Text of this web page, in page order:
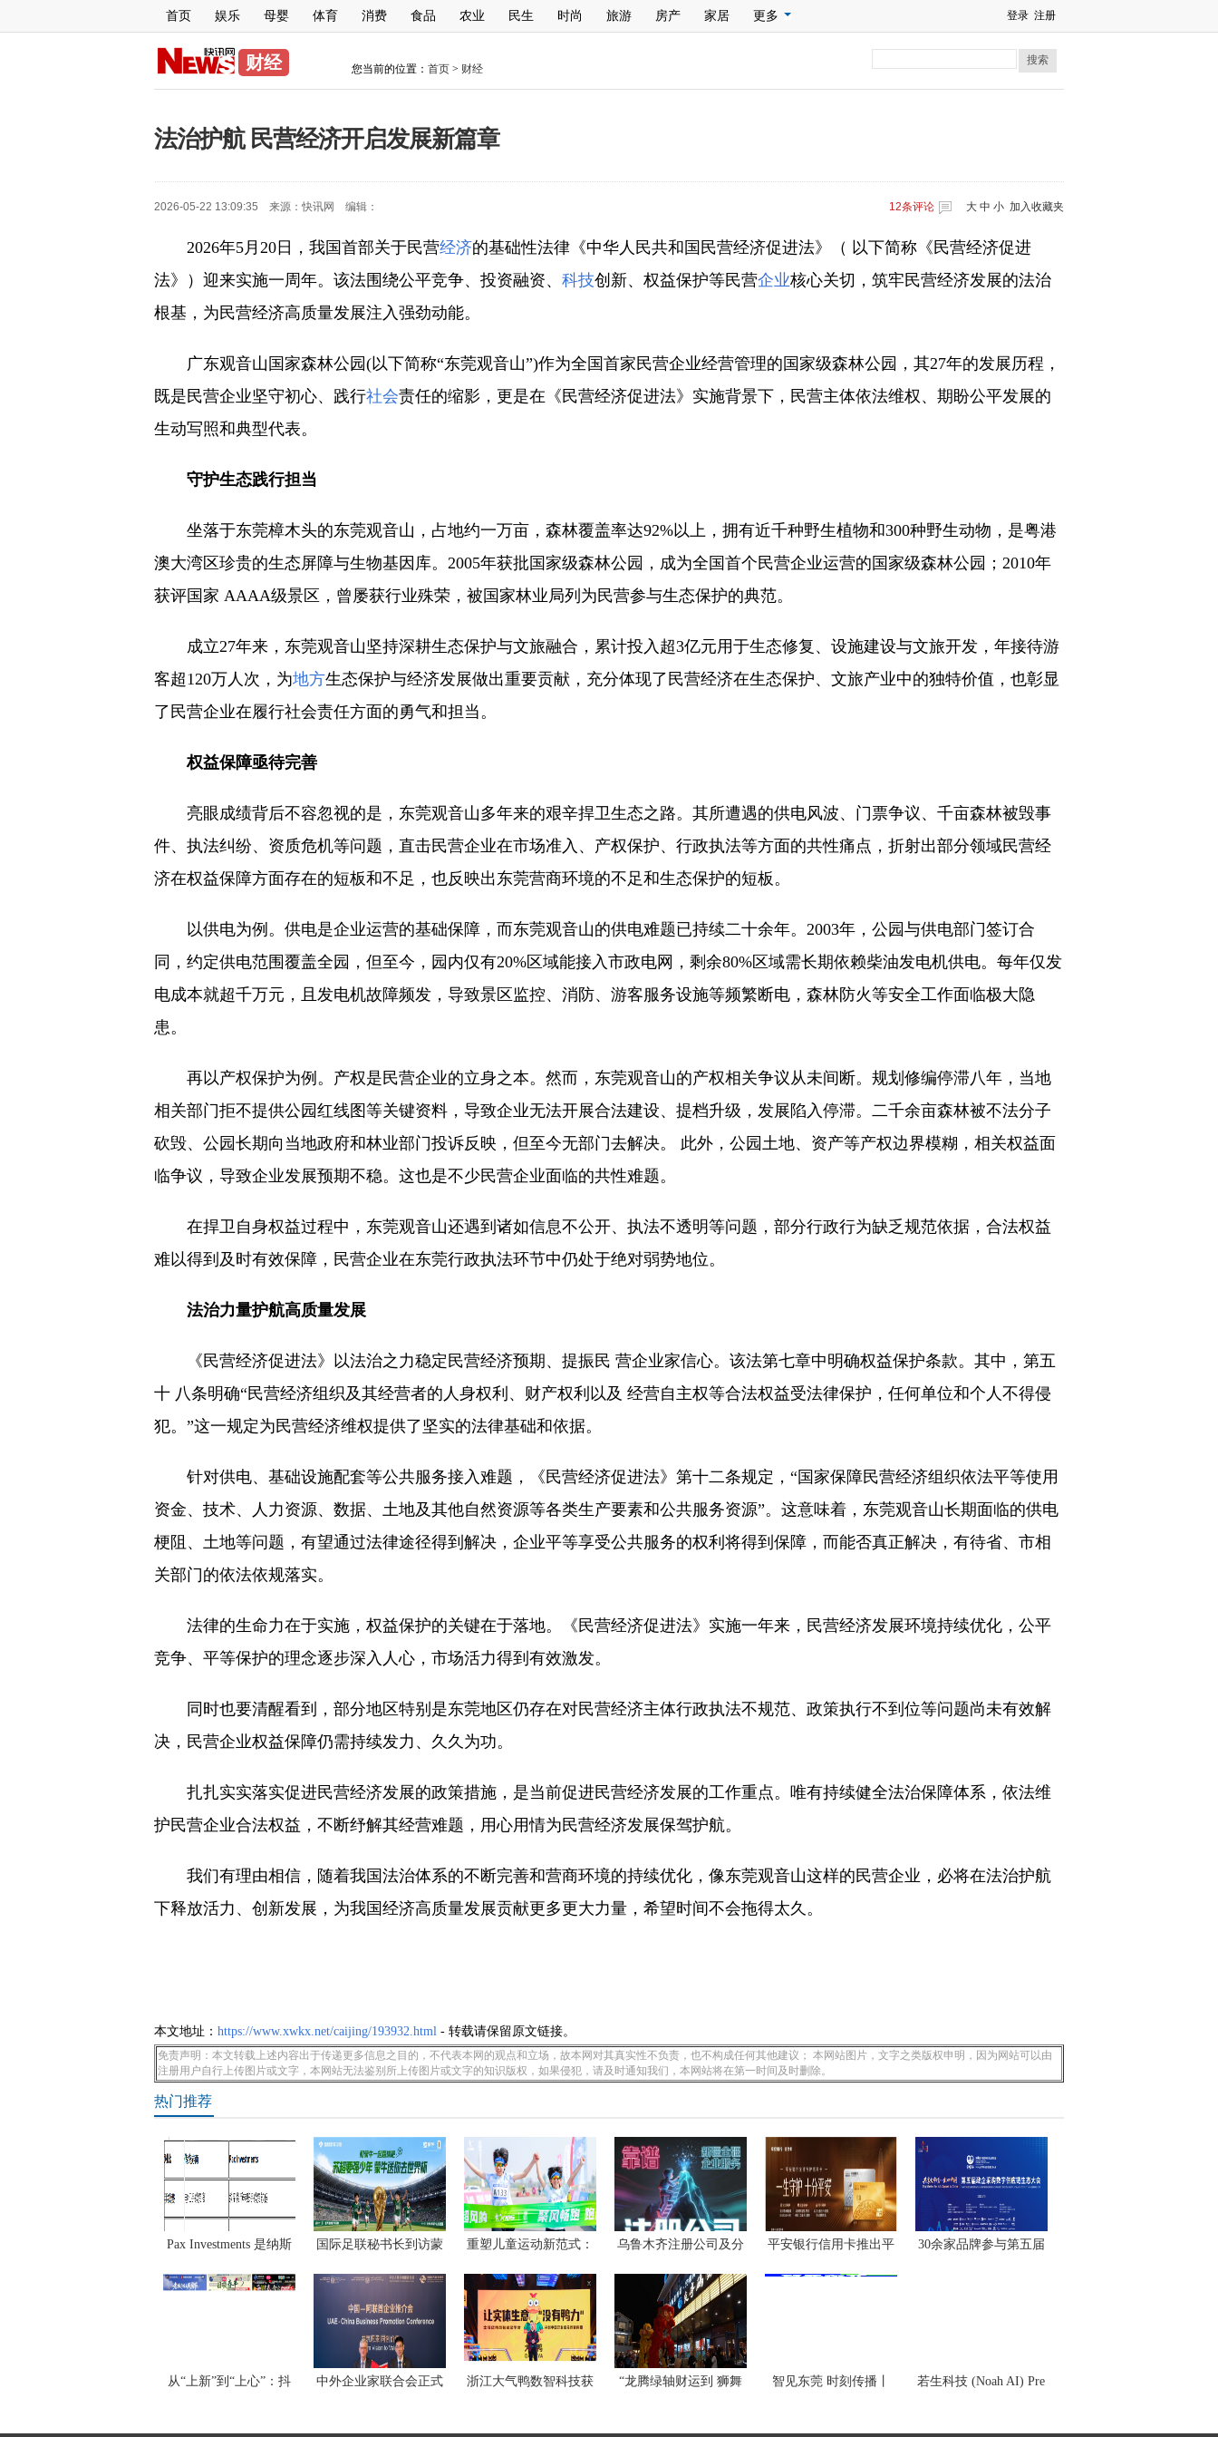
首页 娱乐 母婴 体育 消费 食品 农业 民生 时尚 旅游 房产 家居 更多 登录 注册
财经 您当前的位置： 首页> 财经
搜索
法治护航 民营经济开启发展新篇章
2026-05-22 13:09:35 来源：快讯网 编辑： 大 中 小 加入收藏夹
12条评论
2026年5月20日，我国首部关于民营经济的基础性法律《中华人民共和国民营经济促进法》（ 以下简称《民营经济促进
法》）迎来实施一周年。该法围绕公平竞争、投资融资、 科技创新、权益保护等民营企业核心关切，筑牢民营经济发展的法治
根基，为民营经济高质量发展注入强劲动能。
广东观音山国家森林公园(以下简称“东莞观音山”)作为全国首家民营企业经营管理的国家级森林公园，其27年的发展历程，
既是民营企业坚守初心、践行社会责任的缩影，更是在《民营经济促进法》实施背景下，民营主体依法维权、期盼公平发展的
生动写照和典型代表。
守护生态践行担当
坐落于东莞樟木头的东莞观音山，占地约一万亩，森林覆盖率达92%以上，拥有近千种野生植物和300种野生动物，是粤港
澳大湾区珍贵的生态屏障与生物基因库。2005年获批国家级森林公园，成为全国首个民营企业运营的国家级森林公园；2010年
获评国家 AAAA级景区，曾屡获行业殊荣，被国家林业局列为民营参与生态保护的典范。
成立27年来，东莞观音山坚持深耕生态保护与文旅融合，累计投入超3亿元用于生态修复、设施建设与文旅开发，年接待游
客超120万人次，为地方生态保护与经济发展做出重要贡献，充分体现了民营经济在生态保护、文旅产业中的独特价值，也彰显
了民营企业在履行社会责任方面的勇气和担当。
权益保障亟待完善
亮眼成绩背后不容忽视的是，东莞观音山多年来的艰辛捍卫生态之路。其所遭遇的供电风波、门票争议、千亩森林被毁事
件、执法纠纷、资质危机等问题，直击民营企业在市场准入、产权保护、行政执法等方面的共性痛点，折射出部分领域民营经
济在权益保障方面存在的短板和不足，也反映出东莞营商环境的不足和生态保护的短板。
以供电为例。供电是企业运营的基础保障，而东莞观音山的供电难题已持续二十余年。2003年，公园与供电部门签订合
同，约定供电范围覆盖全园，但至今，园内仅有20%区域能接入市政电网，剩余80%区域需长期依赖柴油发电机供电。每年仅发
电成本就超千万元，且发电机故障频发，导致景区监控、消防、游客服务设施等频繁断电，森林防火等安全工作面临极大隐
患。
再以产权保护为例。产权是民营企业的立身之本。然而，东莞观音山的产权相关争议从未间断。规划修编停滞八年，当地
相关部门拒不提供公园红线图等关键资料，导致企业无法开展合法建设、提档升级，发展陷入停滞。二千余亩森林被不法分子
砍毁、公园长期向当地政府和林业部门投诉反映，但至今无部门去解决。 此外，公园土地、资产等产权边界模糊，相关权益面
临争议，导致企业发展预期不稳。这也是不少民营企业面临的共性难题。
在捍卫自身权益过程中，东莞观音山还遇到诸如信息不公开、执法不透明等问题，部分行政行为缺乏规范依据，合法权益
难以得到及时有效保障，民营企业在东莞行政执法环节中仍处于绝对弱势地位。
法治力量护航高质量发展
《民营经济促进法》以法治之力稳定民营经济预期、提振民 营企业家信心。该法第七章中明确权益保护条款。其中，第五
十 八条明确“民营经济组织及其经营者的人身权利、财产权利以及 经营自主权等合法权益受法律保护，任何单位和个人不得侵
犯。”这一规定为民营经济维权提供了坚实的法律基础和依据。
针对供电、基础设施配套等公共服务接入难题，《民营经济促进法》第十二条规定，“国家保障民营经济组织依法平等使用
资金、技术、人力资源、数据、土地及其他自然资源等各类生产要素和公共服务资源”。这意味着，东莞观音山长期面临的供电
梗阻、土地等问题，有望通过法律途径得到解决，企业平等享受公共服务的权利将得到保障，而能否真正解决，有待省、市相
关部门的依法依规落实。
法律的生命力在于实施，权益保护的关键在于落地。《民营经济促进法》实施一年来，民营经济发展环境持续优化，公平
竞争、平等保护的理念逐步深入人心，市场活力得到有效激发。
同时也要清醒看到，部分地区特别是东莞地区仍存在对民营经济主体行政执法不规范、政策执行不到位等问题尚未有效解
决，民营企业权益保障仍需持续发力、久久为功。
扎扎实实落实促进民营经济发展的政策措施，是当前促进民营经济发展的工作重点。唯有持续健全法治保障体系，依法维
护民营企业合法权益，不断纾解其经营难题，用心用情为民营经济发展保驾护航。
我们有理由相信，随着我国法治体系的不断完善和营商环境的持续优化，像东莞观音山这样的民营企业，必将在法治护航
下释放活力、创新发展，为我国经济高质量发展贡献更多更大力量，希望时间不会拖得太久。
本文地址： https://www.xwkx.net/caijing/193932.html- 转载请保留原文链接。
免责声明：本文转载上述内容出于传递更多信息之目的，不代表本网的观点和立场，故本网对其真实性不负责，也不构成任何其他建议； 本网站图片，文字之类版权申明，因为网站可以由
注册用户自行上传图片或文字，本网站无法鉴别所上传图片或文字的知识版权，如果侵犯，请及时通知我们，本网站将在第一时间及时删除。
热门推荐
Pax Investments 是纳斯
国际足联秘书长到访蒙
重塑儿童运动新范式：
乌鲁木齐注册公司及分
平安银行信用卡推出平
30余家品牌参与第五届
从“上新”到“上心”：抖
中外企业家联合会正式
浙江大气鸭数智科技获
“龙腾绿轴财运到 狮舞
智见东莞 时刻传播丨
若生科技 (Noah AI) Pre